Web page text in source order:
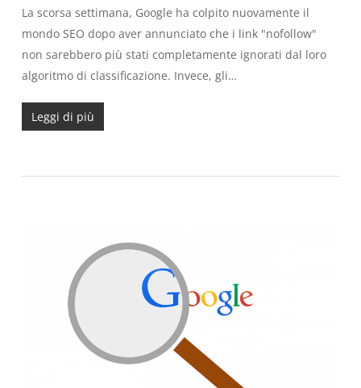
La scorsa settimana, Google ha colpito nuovamente il
mondo SEO dopo aver annunciato che i link "nofollow"
non sarebbero più stati completamente ignorati dal loro
algoritmo di classificazione. Invece, gli…
Leggi di più